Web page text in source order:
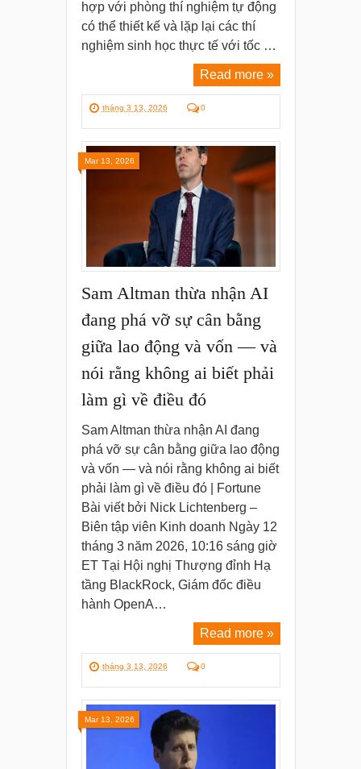
hợp với phòng thí nghiệm tự động
có thể thiết kế và lặp lại các thí
nghiệm sinh học thực tế với tốc …
Read more »
tháng 3 13, 2026 0
Sam Altman thừa nhận AI
đang phá vỡ sự cân bằng
giữa lao động và vốn — và
nói rằng không ai biết phải
làm gì về điều đó
Sam Altman thừa nhận AI đang
phá vỡ sự cân bằng giữa lao động
và vốn — và nói rằng không ai biết
phải làm gì về điều đó | Fortune
Bài viết bởi Nick Lichtenberg –
Biên tập viên Kinh doanh Ngày 12
tháng 3 năm 2026, 10:16 sáng giờ
ET Tại Hội nghị Thượng đỉnh Hạ
tầng BlackRock, Giám đốc điều
hành OpenA…
Read more »
tháng 3 13, 2026 0
Mar 13, 2026
Mar 13, 2026